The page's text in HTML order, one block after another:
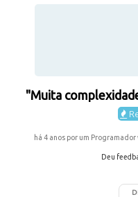
"Muita
há 4 anos por um
Deu